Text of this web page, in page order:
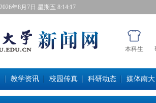
2026年8月7日星期五 8:14:18
本科生
教学资讯 校园传真 科研动态 媒体南大